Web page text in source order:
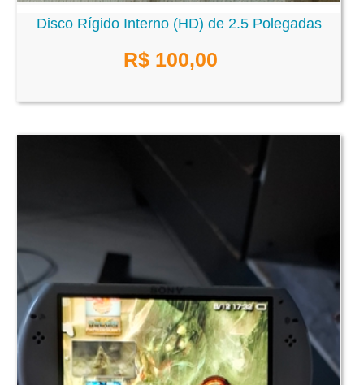
Disco Rígido Interno (HD) de 2.5 Polegadas
R$ 100,00